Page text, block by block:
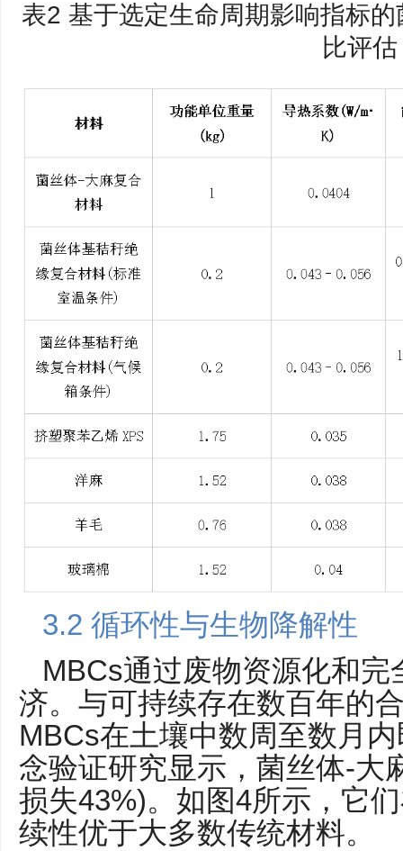
表2 基于选定生命周期影响指标
比评估
3.2 循环性与生物降解性
MBCs通过废物资源化和
济。与可持续存在数百年的
MBCs在土壤中数周至数月
念验证研究显示，菌丝体-大
损失43%)。如图4所示，它
续性优于大多数传统材料。